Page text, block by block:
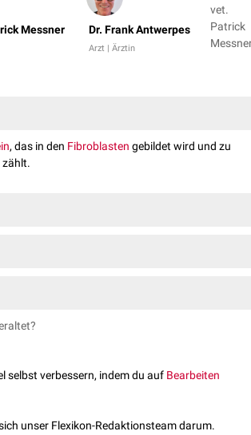
Messner Dr. Frank Antwerpes
Arzt | Ärztin
vet.
Patrick
, das in den Fibroblasten gebildet wird und zu
zählt.
entweder
- Joachim Rassow et. al., Thieme-Verlag, 3.
selbst verbessern, indem du auf Bearbeiten
unser Flexikon-Redaktionsteam darum.